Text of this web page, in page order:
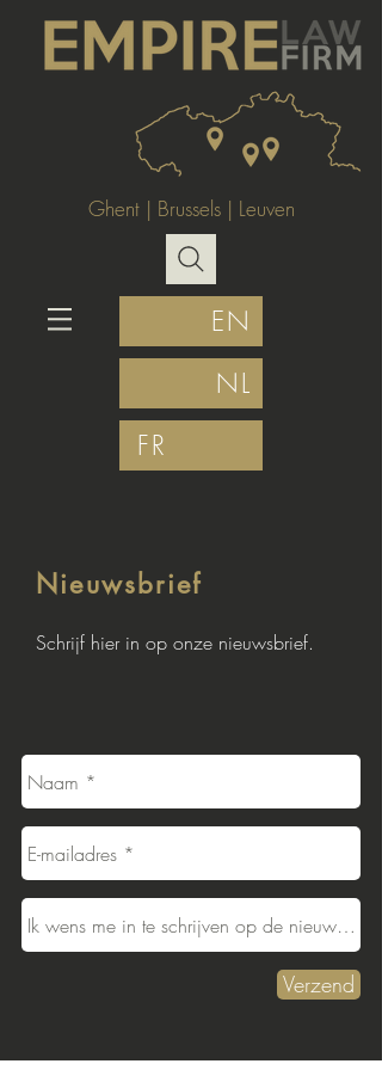
Ghent | Brussels| Leuven
EN
NL
FR
Nieuwsbrief
Schrijf hier in op onze nieuwsbrief.
Verzend